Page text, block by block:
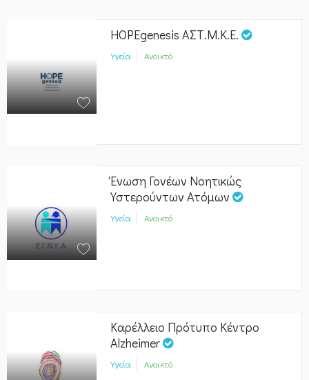
HOPEgenesis ΑΣΤ.Μ.Κ.Ε.
Υγεία Ανοικτό
Ένωση Γονέων Νοητικώς
Υστερούντων Ατόμων
Υγεία Ανοικτό
Καρέλλειο Πρότυπο Κέντρο
Alzheimer
Υγεία Ανοικτό